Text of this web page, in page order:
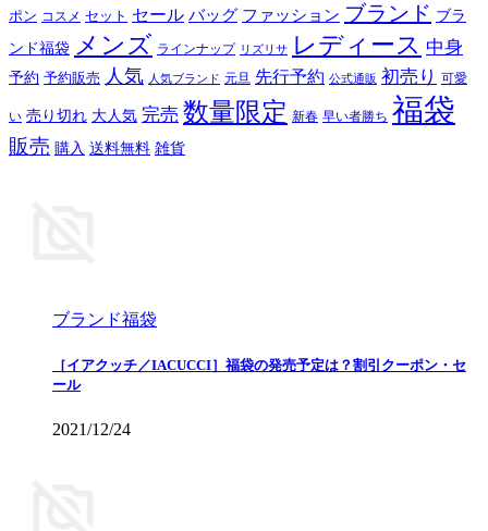
ポン コスメ セット セール バッグ ファッション ブランド ブラ
ンド福袋 メンズ ラインナップ リズリサ レディース 中身
予約 予約販売 人気 人気ブランド 元旦 先行予約 公式通販 初売り 可愛
い 売り切れ 大人気 完売 数量限定 新春 早い者勝ち 福袋
販売 購入 送料無料 雑貨
ブランド福袋
［イアクッチ／IACUCCI］福袋の発売予定は？割引クーポン・セ
ール
2021/12/24